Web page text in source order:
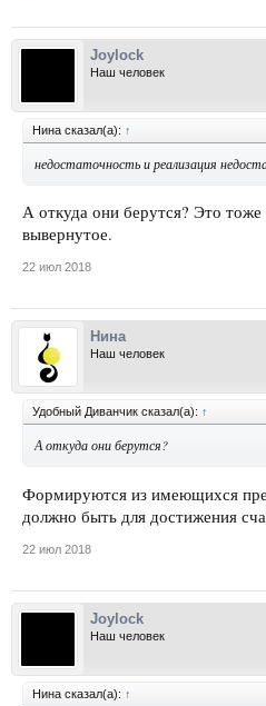
Joylock
Наш человек
Нина сказал(а): ↑
недостаточность и реализация
А откуда они берутся? Это тоже
вывернутое.
22 июл 2018
Нина
Наш человек
Удобный Диванчик сказал(а): ↑
А откуда они берутся?
Формируются из имеющихся
должно быть для достижения
22 июл 2018
Joylock
Наш человек
Нина сказал(а): ↑